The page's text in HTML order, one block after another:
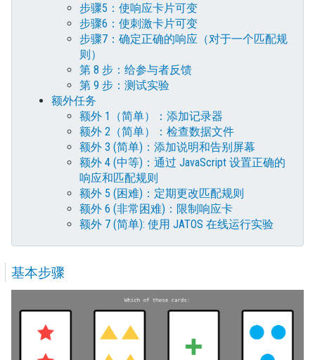
步骤5：使响应卡片可变
步骤6：使刺激卡片可变
步骤7：确定正确的响应（对于一个匹配规
则）
第 8 步：给参与者反馈
第 9 步：测试实验
额外任务
额外 1（简单）：添加记录器
额外 2（简单）：检查数据文件
额外 3 (简单)：添加说明和告别屏幕
额外 4 (中等)：通过 JavaScript 设置正确的
响应和匹配规则
额外 5 (困难)：定期更改匹配规则
额外 6 (非常困难)：限制响应卡
额外 7 (简单): 使用 JATOS 在线运行实验
基本步骤